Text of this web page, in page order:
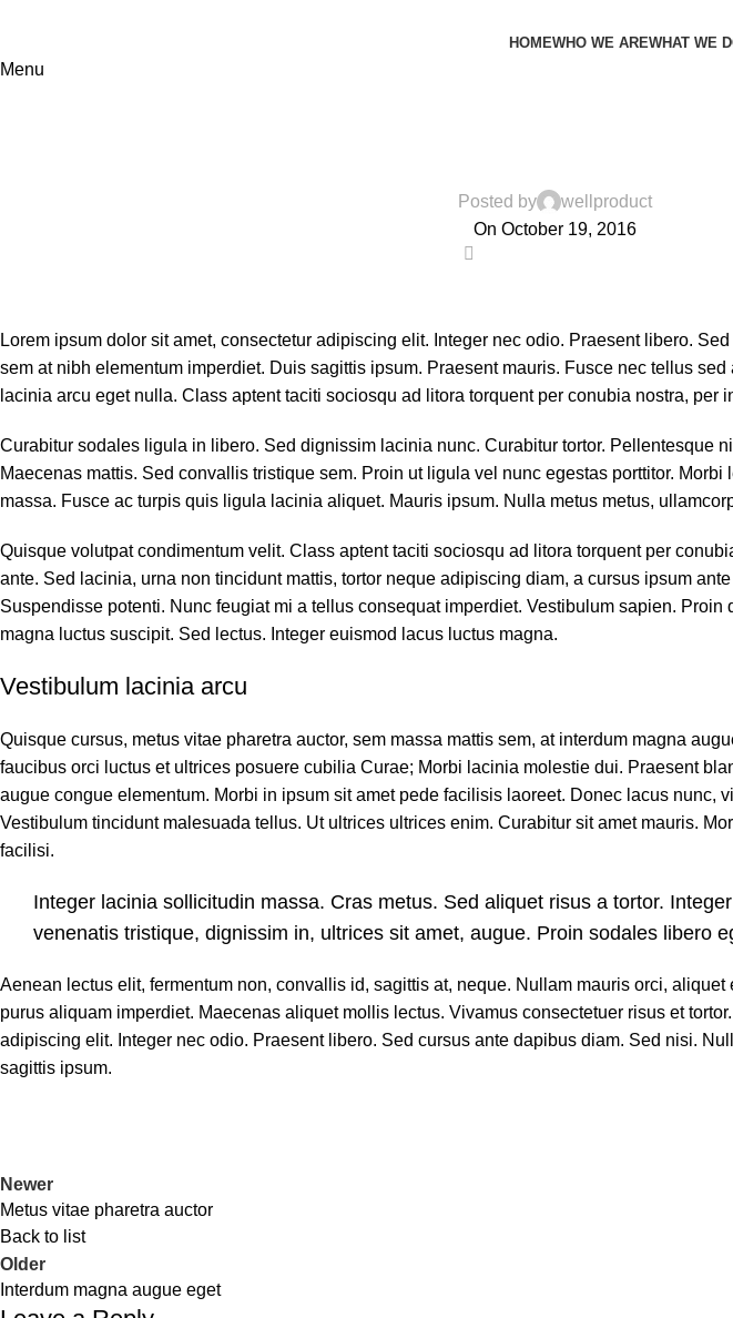
HOMEWHO WE AREWHAT WE
Menu
Posted by
wellproduct
On October 19, 2016
Lorem ipsum dolor sit amet, consectetur adipiscing elit. Integer nec odio. Praesent libero.
sem at nibh elementum imperdiet. Duis sagittis ipsum. Praesent mauris. Fusce nec tellus
lacinia arcu eget nulla. Class aptent taciti sociosqu ad litora torquent per conubia nostra, per
Curabitur sodales ligula in libero. Sed dignissim lacinia nunc. Curabitur tortor. Pellentesque
Maecenas mattis. Sed convallis tristique sem. Proin ut ligula vel nunc egestas porttitor.
massa. Fusce ac turpis quis ligula lacinia aliquet. Mauris ipsum. Nulla metus metus,
Quisque volutpat condimentum velit. Class aptent taciti sociosqu ad litora torquent per
ante. Sed lacinia, urna non tincidunt mattis, tortor neque adipiscing diam, a cursus ipsum
Suspendisse potenti. Nunc feugiat mi a tellus consequat imperdiet. Vestibulum sapien.
magna luctus suscipit. Sed lectus. Integer euismod lacus luctus magna.
Vestibulum lacinia arcu
Quisque cursus, metus vitae pharetra auctor, sem massa mattis sem, at interdum magna
faucibus orci luctus et ultrices posuere cubilia Curae; Morbi lacinia molestie dui. Praesent
augue congue elementum. Morbi in ipsum sit amet pede facilisis laoreet. Donec lacus nunc,
Vestibulum tincidunt malesuada tellus. Ut ultrices ultrices enim. Curabitur sit amet mauris.
facilisi.
Integer lacinia sollicitudin massa. Cras metus. Sed aliquet risus a tortor.
venenatis tristique, dignissim in, ultrices sit amet, augue. Proin sodales libero
Aenean lectus elit, fermentum non, convallis id, sagittis at, neque. Nullam mauris orci,
purus aliquam imperdiet. Maecenas aliquet mollis lectus. Vivamus consectetuer risus et
adipiscing elit. Integer nec odio. Praesent libero. Sed cursus ante dapibus diam. Sed nisi.
sagittis ipsum.
Newer
Metus vitae pharetra auctor
Back to list
Older
Interdum magna augue eget